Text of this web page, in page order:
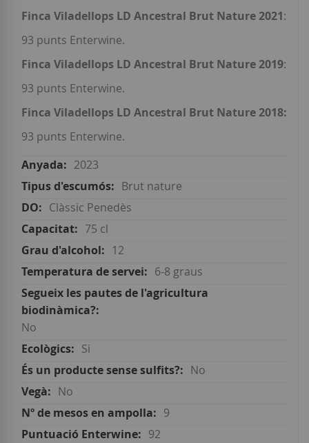
Finca Viladellops LD Ancestral Brut Nature 2021:
93 punts Enterwine.
Finca Viladellops LD Ancestral Brut Nature 2019:
93 punts Enterwine.
Finca Viladellops LD Ancestral Brut Nature 2018:
93 punts Enterwine.
2023
Brut nature
Clàssic Penedès
75 cl
12
6-8 graus
No
Si
No
No
9
92